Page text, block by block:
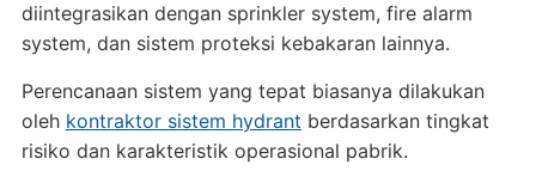
diintegrasikan dengan sprinkler system, fire alarm
system, dan sistem proteksi kebakaran lainnya.
Perencanaan sistem yang tepat biasanya dilakukan
oleh kontraktor sistem hydrant berdasarkan tingkat
risiko dan karakteristik operasional pabrik.